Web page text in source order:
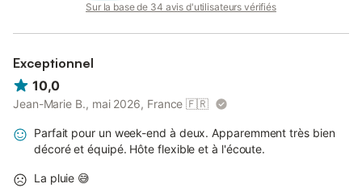
Sur la base de 34 avis d'utilisateurs vérifiés
Exceptionnel
10,0
Jean-Marie B., mai 2026, France 🇫🇷
Parfait pour un week-end à deux. Apparemment très bien
décoré et équipé. Hôte flexible et à l'écoute.
La pluie 😅